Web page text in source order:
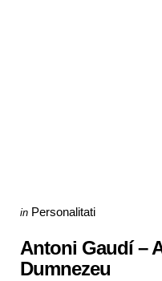
Categories
Posted
in Personalitati
Antoni Gaudí –
Dumnezeu